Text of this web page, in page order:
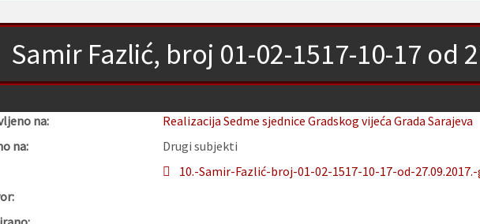
Samir Fazlić, broj 01-02-1517-10-17 od
na:
Realizacija Sedme sjednice Gradskog vijeća Grada Sarajeva
na:
Drugi subjekti
10.-Samir-Fazlić-broj-01-02-1517-10-17-od-